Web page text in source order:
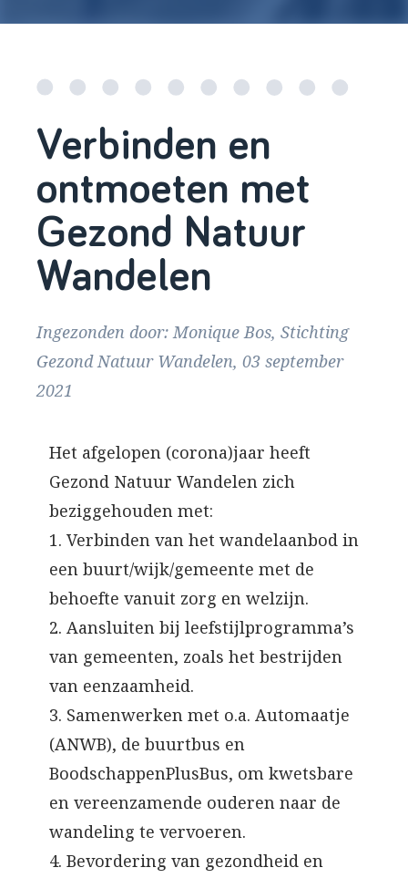
Verbinden en
ontmoeten met
Gezond Natuur
Wandelen
Ingezonden door: Monique Bos, Stichting
Gezond Natuur Wandelen, 03 september
2021
Het afgelopen (corona)jaar heeft
Gezond Natuur Wandelen zich
beziggehouden met:
1. Verbinden van het wandelaanbod in
een buurt/wijk/gemeente met de
behoefte vanuit zorg en welzijn.
2. Aansluiten bij leefstijlprogramma’s
van gemeenten, zoals het bestrijden
van eenzaamheid.
3. Samenwerken met o.a. Automaatje
(ANWB), de buurtbus en
BoodschappenPlusBus, om kwetsbare
en vereenzamende ouderen naar de
wandeling te vervoeren.
4. Bevordering van gezondheid en